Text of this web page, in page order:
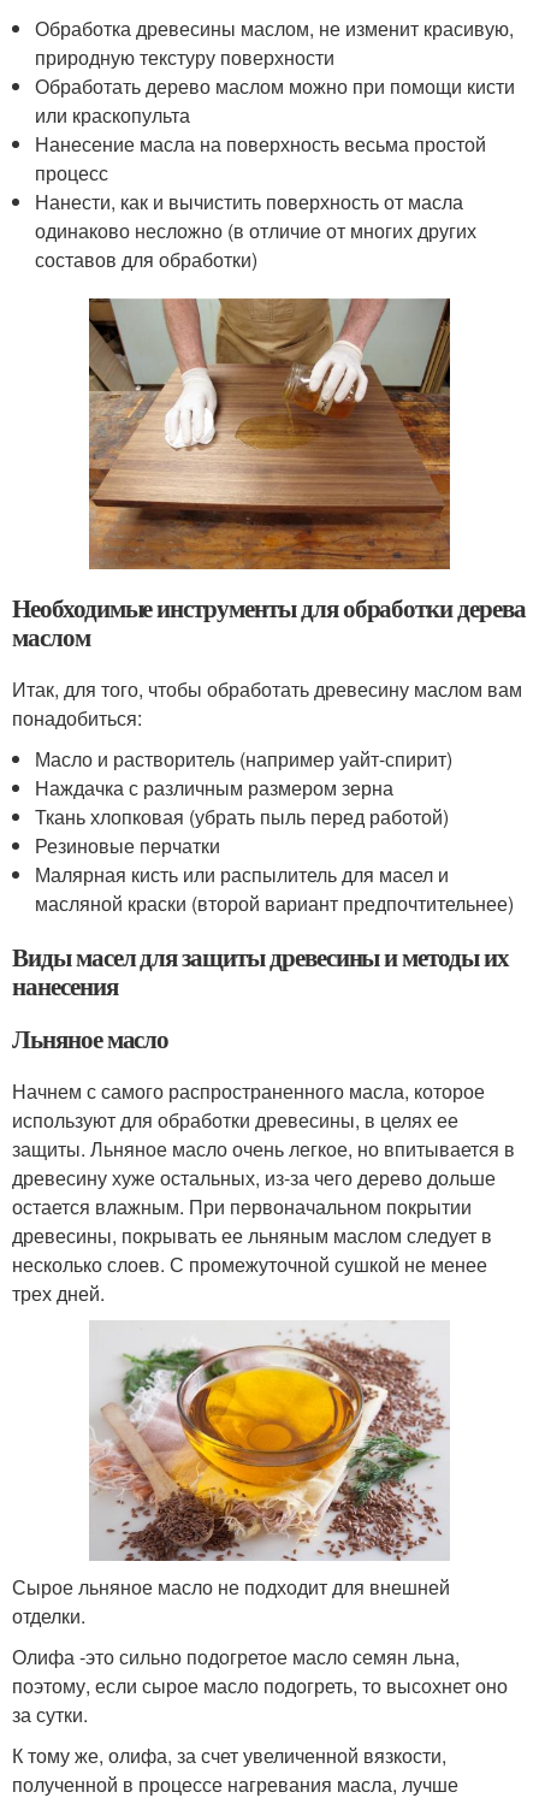
Обработка древесины маслом, не изменит красивую,
природную текстуру поверхности
Обработать дерево маслом можно при помощи кисти
или краскопульта
Нанесение масла на поверхность весьма простой
процесс
Нанести, как и вычистить поверхность от масла
одинаково несложно (в отличие от многих других
составов для обработки)
Необходимые инструменты для обработки дерева
маслом
Итак, для того, чтобы обработать древесину маслом вам
понадобиться:
Масло и растворитель (например уайт-спирит)
Наждачка с различным размером зерна
Ткань хлопковая (убрать пыль перед работой)
Резиновые перчатки
Малярная кисть или распылитель для масел и
масляной краски (второй вариант предпочтительнее)
Виды масел для защиты древесины и методы их
нанесения
Льняное масло
Начнем с самого распространенного масла, которое
используют для обработки древесины, в целях ее
защиты. Льняное масло очень легкое, но впитывается в
древесину хуже остальных, из-за чего дерево дольше
остается влажным. При первоначальном покрытии
древесины, покрывать ее льняным маслом следует в
несколько слоев. С промежуточной сушкой не менее
трех дней.
Сырое льняное масло не подходит для внешней
отделки.
Олифа -это сильно подогретое масло семян льна,
поэтому, если сырое масло подогреть, то высохнет оно
за сутки.
К тому же, олифа, за счет увеличенной вязкости,
полученной в процессе нагревания масла, лучше